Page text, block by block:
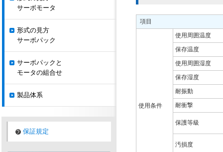
項目
使用条件
使用周囲温度
保存温度
使用周囲湿度
保存湿度
耐振動
耐衝撃
保護等級
汚損度
サーボモータ
形式の見方
サーボパック
サーボパックと
モータの組合せ
製品体系
保証規定